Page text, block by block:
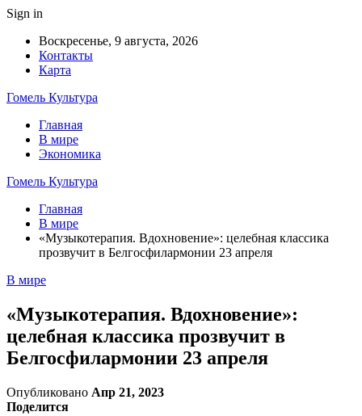
Sign in
Воскресенье, 9 августа, 2026
Контакты
Карта
Гомель Культура
Главная
В мире
Экономика
Гомель Культура
Главная
В мире
«Музыкотерапия. Вдохновение»: целебная классика
прозвучит в Белгосфилармонии 23 апреля
В мире
«Музыкотерапия. Вдохновение»:
целебная классика прозвучит в
Белгосфилармонии 23 апреля
Опубликовано Апр 21, 2023
Поделится